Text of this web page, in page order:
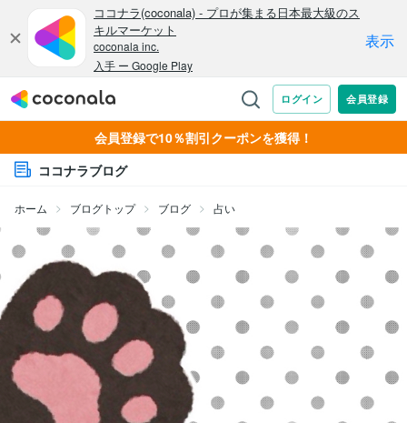
会員登録で10％割引クーポンを獲得！
ココナラブログ
ホーム ブログトップ ブログ 占い